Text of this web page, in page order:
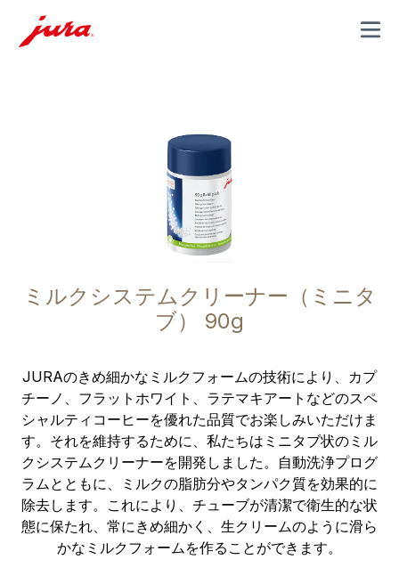
MENU
ミルクシステムクリーナー（ミニタ
ブ） 90g
JURAのきめ細かなミルクフォームの技術により、カプ
チーノ、フラットホワイト、ラテマキアートなどのスペ
シャルティコーヒーを優れた品質でお楽しみいただけま
す。それを維持するために、私たちはミニタブ状のミル
クシステムクリーナーを開発しました。自動洗浄プログ
ラムとともに、ミルクの脂肪分やタンパク質を効果的に
除去します。これにより、チューブが清潔で衛生的な状
態に保たれ、常にきめ細かく、生クリームのように滑ら
かなミルクフォームを作ることができます。